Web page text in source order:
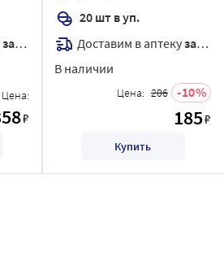
завтра
Цена:
₽
20 шт в уп.
Доставим в аптекузавтра
В наличии
Цена: 206 10
185₽
Купить